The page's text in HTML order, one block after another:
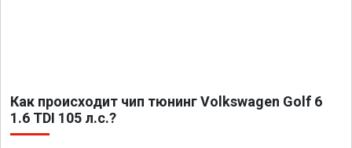
Как происходит чип тюнинг Volkswagen Golf 6
1.6 TDI 105 л.с.?